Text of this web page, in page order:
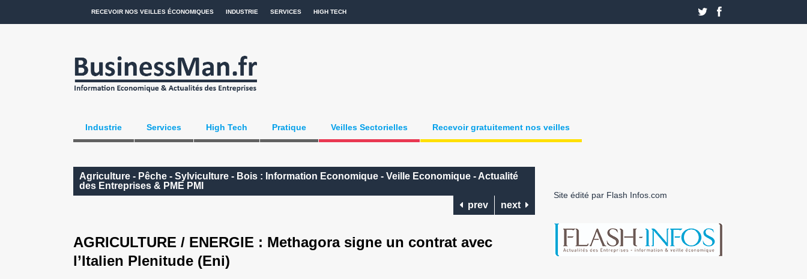
RECEVOIR NOS VEILLES ÉCONOMIQUES INDUSTRIE SERVICES HIGH TECH
Industrie Services High Tech Pratique Veilles Sectorielles Recevoir gratuitement nos veilles
Agriculture - Pêche - Sylviculture - Bois : Information Economique - Veille Economique - Actualité
des Entreprises & PME PMI
prev
next
AGRICULTURE / ENERGIE : Methagora signe un contrat avec
l’Italien Plenitude (Eni)
Site édité par Flash Infos.com